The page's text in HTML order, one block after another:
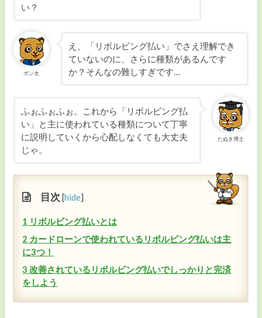
複数の借入を1つにまとめたい
専業主婦で収入ゼロでも借りたい
カードローンの金利
カードローンの返済
おまとめローン
ビジネスローン
い？
ポン太
え、「リボルビング払い」でさえ理解でき
ていないのに、さらに種類があるんです
か？そんなの難しすぎです…
たぬき博士
ふぉふぉふぉ。これから「リボルビング払
い」と主に使われている種類について丁寧
に説明していくから心配しなくても大丈夫
じゃ。
目次[hide]
1 リボルビング払いとは
2 カードローンで使われているリボルビング払いは主
に3つ！
3 改善されているリボルビング払いでしっかりと完済
をしよう